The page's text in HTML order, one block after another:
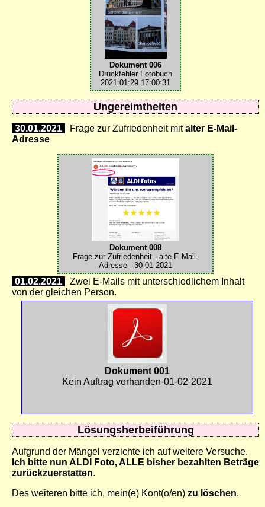
Dokument 006
Druckfehler Fotobuch
2021:01:29 17:00:31
Ungereimtheiten
30.01.2021 Frage zur Zufriedenheit mitalter E-Mail-
Adresse
Dokument 008
Frage zur Zufriedenheit - alte E-Mail-
Adresse - 30-01-2021
01.02.2021
Zwei E-Mails mit unterschiedlichem Inhalt
von der gleichen Person.
Dokument 001
Kein Auftrag vorhanden-01-02-2021
Lösungsherbeiführung
Aufgrund der Mängel verzichte ich auf weitere Versuche.
Ich bitte nun ALDI Foto, ALLE bisher bezahlten Beträge
zurückzuerstatten.
Des weiteren bitte ich, mein(e) Kont(o/en) zu löschen.